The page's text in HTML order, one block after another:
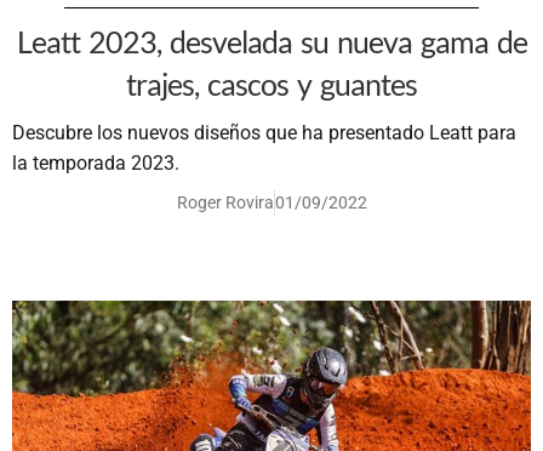
Leatt 2023, desvelada su nueva gama de
trajes, cascos y guantes
Descubre los nuevos diseños que ha presentado Leatt para
la temporada 2023.
Roger Rovira01/09/2022